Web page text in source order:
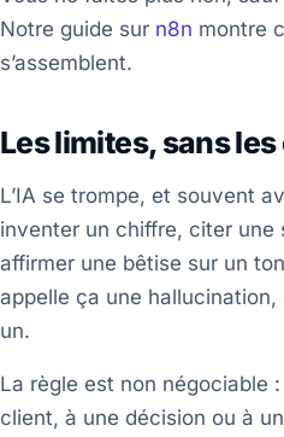
Notre guide sur n8n montre
s’assemblent.
Les limites, sans
L’IA se trompe, et souvent
inventer un chiffre, citer une
affirmer une bêtise sur un
appelle ça une hallucination,
un.
La règle est non négociable
client, à une décision ou à